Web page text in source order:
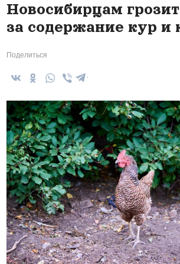
Новосибирцам
за содержание кур и
Поделиться